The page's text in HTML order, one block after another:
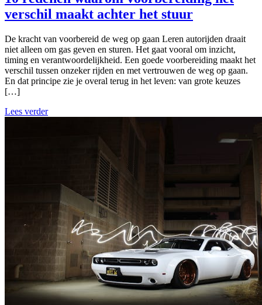
verschil maakt achter het stuur
De kracht van voorbereid de weg op gaan Leren autorijden draait
niet alleen om gas geven en sturen. Het gaat vooral om inzicht,
timing en verantwoordelijkheid. Een goede voorbereiding maakt het
verschil tussen onzeker rijden en met vertrouwen de weg op gaan.
En dat principe zie je overal terug in het leven: van grote keuzes
[…]
Lees verder